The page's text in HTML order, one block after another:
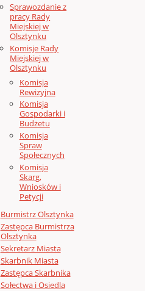
Sprawozdanie z
pracy Rady
Miejskiej w
Olsztynku
Komisje Rady
Miejskiej w
Olsztynku
Komisja
Rewizyjna
Komisja
Gospodarki i
Budżetu
Komisja
Spraw
Społecznych
Komisja
Skarg,
Wniosków i
Petycji
Burmistrz Olsztynka
Zastępca Burmistrza
Olsztynka
Sekretarz Miasta
Skarbnik Miasta
Zastępca Skarbnika
Sołectwa i Osiedla